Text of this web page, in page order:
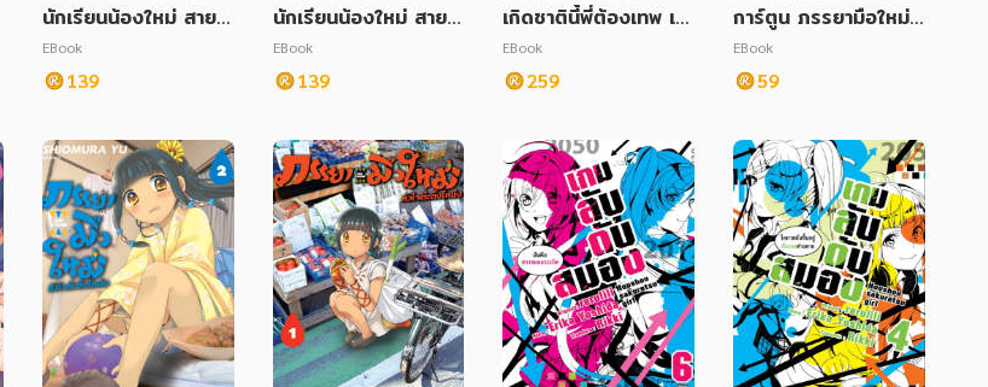
นักเรียนน้องใหม่ สายพั
EBook
139
นักเรียนน้องใหม่ สายพั
นธุ์จอมมาร ACT 9
EBook
139
เกิดชาตินี้พี่ต้องเทพ เล่
ม 2
EBook
259
การ์ตูน ภรรยามือใหม่หั
วใจต๊ะติ๊งโหน่ง เล่ม 4
EBook
59